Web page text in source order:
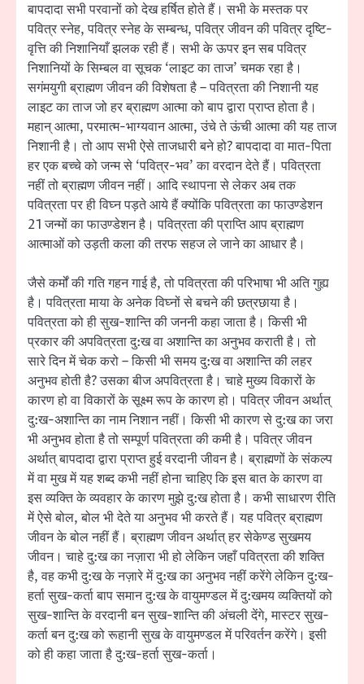
बापदादा सभी परवानों को देख हर्षित होते हैं। सभी के मस्तक पर
पवित्र स्नेह, पवित्र स्नेह के सम्बन्ध, पवित्र जीवन की पवित्र दृष्टि-
वृत्ति की निशानियाँ झलक रही हैं। सभी के ऊपर इन सब पवित्र
निशानियों के सिम्बल वा सूचक ‘लाइट का ताज’ चमक रहा है।
सगंमयुगी ब्राह्मण जीवन की विशेषता है – पवित्रता की निशानी यह
लाइट का ताज जो हर ब्राह्मण आत्मा को बाप द्वारा प्राप्त होता है।
महान् आत्मा, परमात्म-भाग्यवान आत्मा, उंचे ते ऊंची आत्मा की यह ताज
निशानी है। तो आप सभी ऐसे ताजधारी बने हो? बापदादा वा मात-पिता
हर एक बच्चे को जन्म से ‘पवित्र-भव’ का वरदान देते हैं। पवित्रता
नहीं तो ब्राह्मण जीवन नहीं। आदि स्थापना से लेकर अब तक
पवित्रता पर ही विघ्न पड़ते आये हैं क्योंकि पवित्रता का फाउण्डेशन
21 जन्मों का फाउण्डेशन है। पवित्रता की प्राप्ति आप ब्राह्मण
आत्माओं को उड़ती कला की तरफ सहज ले जाने का आधार है।
जैसे कर्मों की गति गहन गाई है, तो पवित्रता की परिभाषा भी अति गुह्य
है। पवित्रता माया के अनेक विघ्नों से बचने की छत्रछाया है।
पवित्रता को ही सुख-शान्ति की जननी कहा जाता है। किसी भी
प्रकार की अपवित्रता दु:ख वा अशान्ति का अनुभव कराती है। तो
सारे दिन में चेक करो – किसी भी समय दु:ख वा अशान्ति की लहर
अनुभव होती है? उसका बीज अपवित्रता है। चाहे मुख्य विकारों के
कारण हो वा विकारों के सूक्ष्म रूप के कारण हो। पवित्र जीवन अर्थात्
दु:ख-अशान्ति का नाम निशान नहीं। किसी भी कारण से दु:ख का जरा
भी अनुभव होता है तो सम्पूर्ण पवित्रता की कमी है। पवित्र जीवन
अर्थात् बापदादा द्वारा प्राप्त हुई वरदानी जीवन है। ब्राह्मणों के संकल्प
में वा मुख में यह शब्द कभी नहीं होना चाहिए कि इस बात के कारण वा
इस व्यक्ति के व्यवहार के कारण मुझे दु:ख होता है। कभी साधारण रीति
में ऐसे बोल, बोल भी देते या अनुभव भी करते हैं। यह पवित्र ब्राह्मण
जीवन के बोल नहीं हैं। ब्राह्मण जीवन अर्थात् हर सेकेण्ड सुखमय
जीवन। चाहे दु:ख का नज़ारा भी हो लेकिन जहाँ पवित्रता की शक्ति
है, वह कभी दु:ख के नज़ारे में दु:ख का अनुभव नहीं करेंगे लेकिन दु:ख-
हर्ता सुख-कर्ता बाप समान दु:ख के वायुमण्डल में दु:खमय व्यक्तियों को
सुख-शान्ति के वरदानी बन सुख-शान्ति की अंचली देंगे, मास्टर सुख-
कर्ता बन दु:ख को रूहानी सुख के वायुमण्डल में परिवर्तन करेंगे। इसी
को ही कहा जाता है दु:ख-हर्ता सुख-कर्ता।